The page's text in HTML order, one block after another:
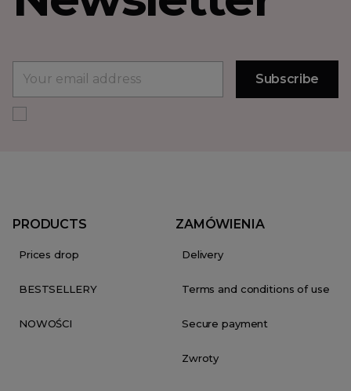
PRODUCTS
Prices drop
BESTSELLERY
NOWOŚCI
ZAMÓWIENIA
Delivery
Terms and conditions of use
Secure payment
Zwroty